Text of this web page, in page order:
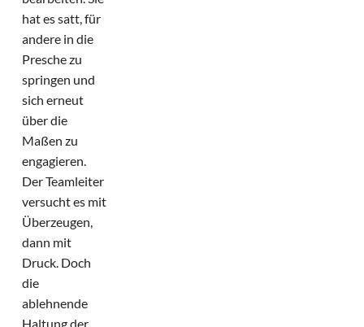
hat es satt, für
andere in die
Presche zu
springen und
sich erneut
über die
Maßen zu
engagieren.
Der Teamleiter
versucht es mit
Überzeugen,
dann mit
Druck. Doch
die
ablehnende
Haltung der